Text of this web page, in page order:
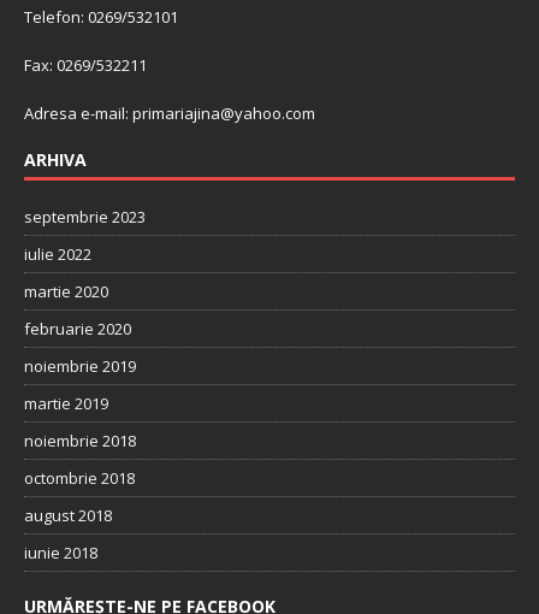
Telefon: 0269/532101
Fax: 0269/532211
Adresa e-mail: primariajina@yahoo.com
ARHIVA
septembrie 2023
iulie 2022
martie 2020
februarie 2020
noiembrie 2019
martie 2019
noiembrie 2018
octombrie 2018
august 2018
iunie 2018
URMĂREȘTE-NE PE FACEBOOK